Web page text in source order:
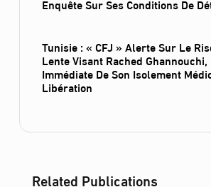
Tunisie : « CFJ » Alerte Sur Le
Lente Visant Rached
Immédiate De Son Isolement
Libération
Related Publications